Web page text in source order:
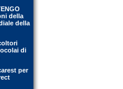
della
della
di
per